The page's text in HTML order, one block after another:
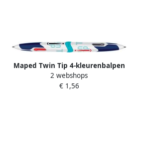
Maped Twin Tip 4-kleurenbalpen
medium klassieke inktkleuren
2 webshops
€ 1,56